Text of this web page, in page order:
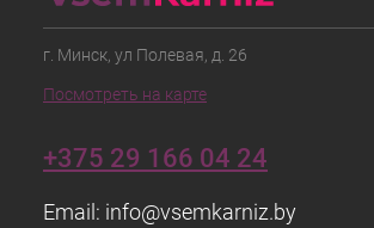
г. Минск, ул Полевая, д. 26
Посмотреть на карте
+375 29 166 04 24
Email: info@vsemkarniz.by